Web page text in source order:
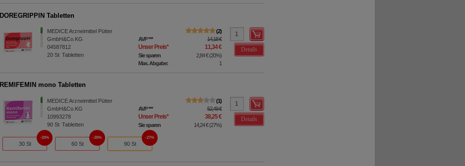
DOREGRIPPIN Tabletten
MEDICE Arzneimittel Pütter
GmbH&Co.KG
04587812
20St Tabletten
2
AVP*** 14,18 €
Unser Preis* 11,34 €
Sie sparen 2,84 €(20%)
Max. Abgabe:
1
Details
REMIFEMIN mono Tabletten
MEDICE Arzneimittel Pütter
GmbH&Co.KG
10993278
90St Tabletten
1
AVP*** 52,49 €
Unser Preis* 38,25 €
Sie sparen 14,24 €(27%)
Details
30 St
20%
60 St
20%
90 St
27%